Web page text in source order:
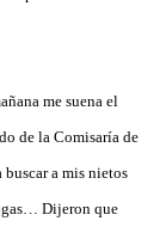
me suena el
de la Comisaría de
a mis nietos
Dijeron que